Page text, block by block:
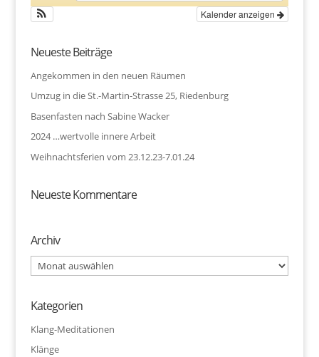
Kalender anzeigen
Neueste Beiträge
Angekommen in den neuen Räumen
Umzug in die St.-Martin-Strasse 25, Riedenburg
Basenfasten nach Sabine Wacker
2024 …wertvolle innere Arbeit
Weihnachtsferien vom 23.12.23-7.01.24
Neueste Kommentare
Archiv
Archiv
Kategorien
Klang-Meditationen
Klänge